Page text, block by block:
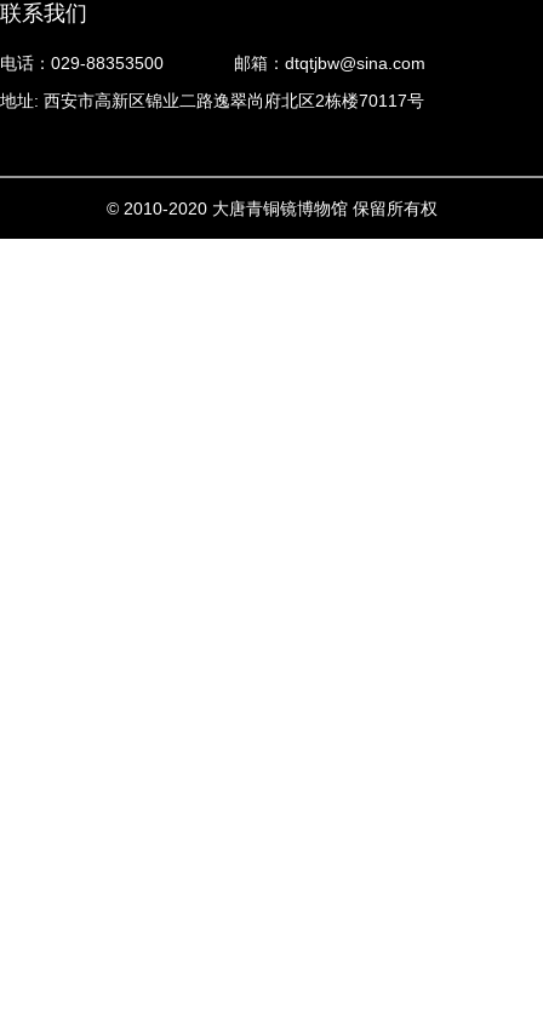
联系我们
电话：029-88353500
邮箱：dtqtjbw@sina.com
地址: 西安市高新区锦业二路逸翠尚府北区2栋楼70117号
© 2010-2020 大唐青铜镜博物馆 保留所有权